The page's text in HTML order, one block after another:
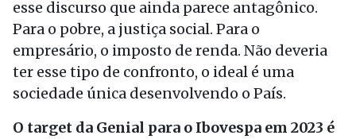
esse discurso que ainda parece antagônico.
Para o pobre, a justiça social. Para o
empresário, o imposto de renda. Não deveria
ter esse tipo de confronto, o ideal é uma
sociedade única desenvolvendo o País.
O target da Genial para o Ibovespa em 2023 é